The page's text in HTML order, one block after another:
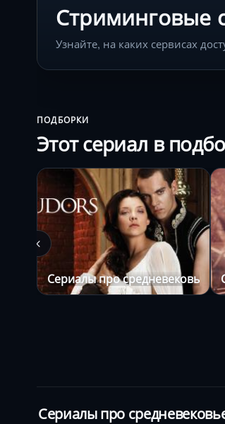
Стриминговые
Узнайте, на каких сервисах
ПОДБОРКИ
Этот сериал в
Сериалы про средневековье
Сериалы про